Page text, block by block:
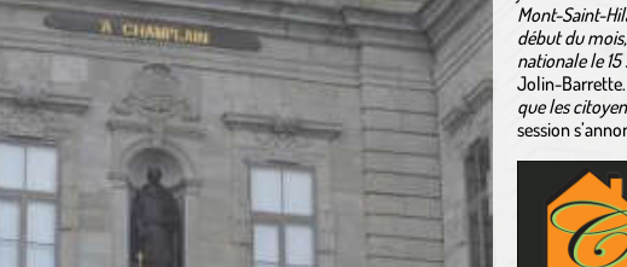
Mont-Saint-
début du
nationale le
Jolin-Barrette.
que les
session